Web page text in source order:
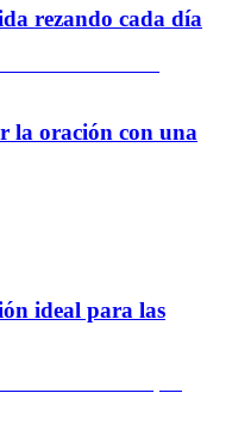
rezando cada día
la oración con una
ideal para las